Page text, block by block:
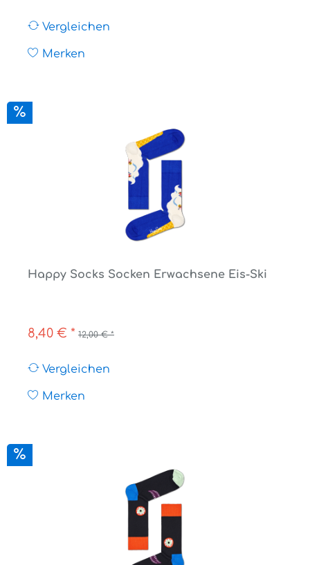
Vergleichen
Merken
Happy Socks Socken Erwachsene Eis-Ski
8,40 € * 12,00 € *
Vergleichen
Merken